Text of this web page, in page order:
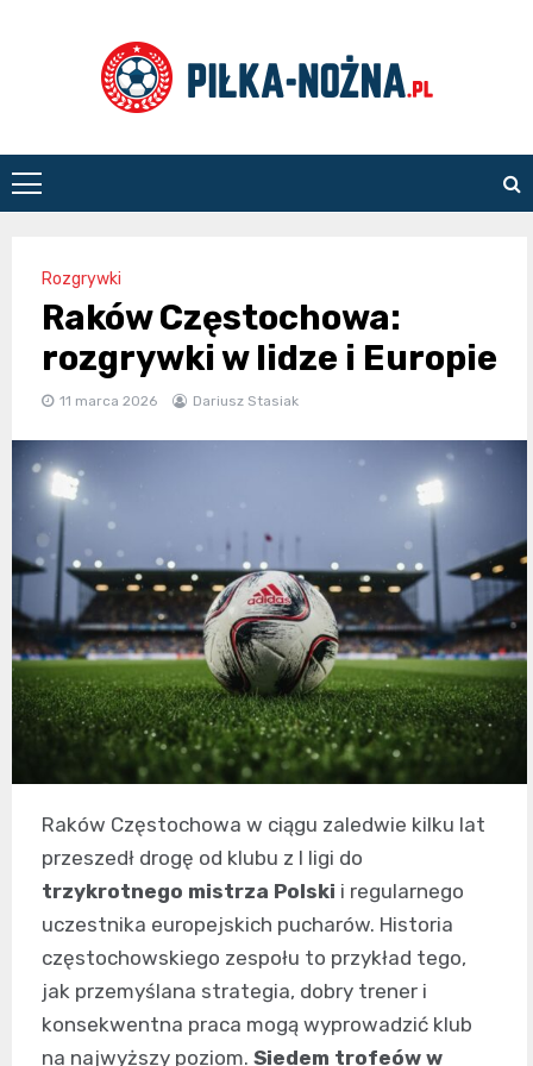
Piłka
Nożna
Rozgrywki
Raków Częstochowa:
rozgrywki w lidze i Europie
11 marca 2026 Dariusz Stasiak
Raków Częstochowa w ciągu zaledwie kilku lat
przeszedł drogę od klubu z I ligi do
trzykrotnego mistrza Polski i regularnego
uczestnika europejskich pucharów. Historia
częstochowskiego zespołu to przykład tego,
jak przemyślana strategia, dobry trener i
konsekwentna praca mogą wyprowadzić klub
na najwyższy poziom. Siedem trofeów w